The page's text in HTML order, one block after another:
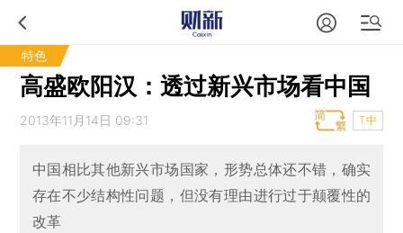
特色
高盛欧阳汉：透过新兴市场看中国
2013年11月14日 09:31 T中
中国相比其他新兴市场国家，形势总体还不错，确实
存在不少结构性问题，但没有理由进行过于颠覆性的
改革